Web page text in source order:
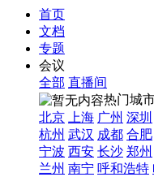
首页
文档
专题
会议
全部 直播间
热门城
北京
上海 广州 深圳
杭州 武汉 成都 合肥
宁波 西安 长沙 郑州
兰州 南宁 呼和浩特